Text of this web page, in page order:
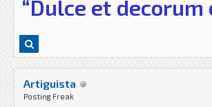
“Dulce et
Artiguista
Posting Freak